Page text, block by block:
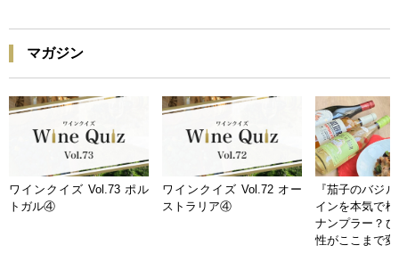
マガジン
ワインクイズ Vol.73 ポル
トガル④
ワインクイズ Vol.72 オー
ストラリア④
『茄子のバジ
インを本気で
ナンプラー？
性がここまで